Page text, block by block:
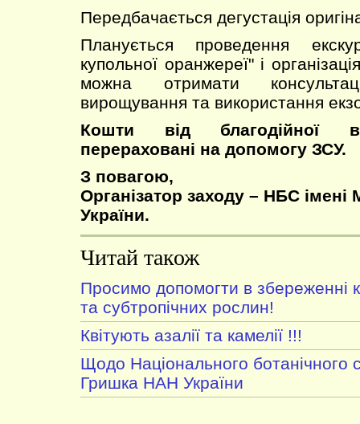
Передбачається дегустація
Планується проведення
купольної оранжереї" і
можна отримати
вирощування та використання
Кошти від благодійної
перераховані на допомогу ЗСУ.
З повагою,
Організатор заходу – НБС
України.
Читай також
Просимо допомогти в збереженні
та субтропічних рослин!
Квітують азалії та камелії !!!
Щодо Національного ботанічного
Гришка НАН України